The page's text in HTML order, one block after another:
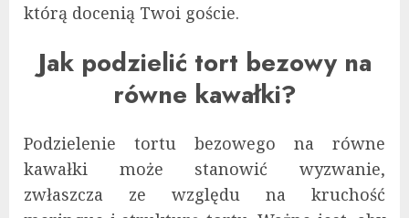
którą docenią Twoi goście.
Jak podzielić tort bezowy na
równe kawałki?
Podzielenie tortu bezowego na równe
kawałki może stanowić wyzwanie,
zwłaszcza ze względu na kruchość